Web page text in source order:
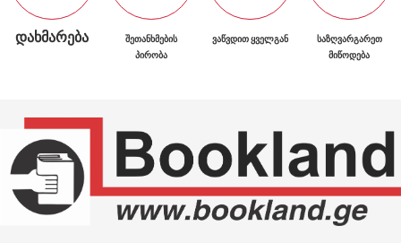
ᲓᲐᲮᲛᲐᲠᲔᲑᲐ
ᲨᲔᲗᲐᲜᲮᲛᲔᲑᲘᲡ
ᲞᲘᲠᲝᲑᲐ
ᲕᲐᲬᲕᲓᲘᲗ ᲧᲕᲔᲚᲒᲐᲜ
ᲡᲐᲖᲦᲕᲐᲠᲒᲐᲠᲔᲗ
ᲛᲘᲬᲝᲓᲔᲑᲐ